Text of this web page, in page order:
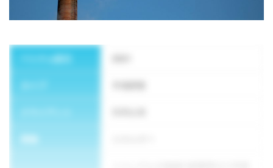
ベトナム設立